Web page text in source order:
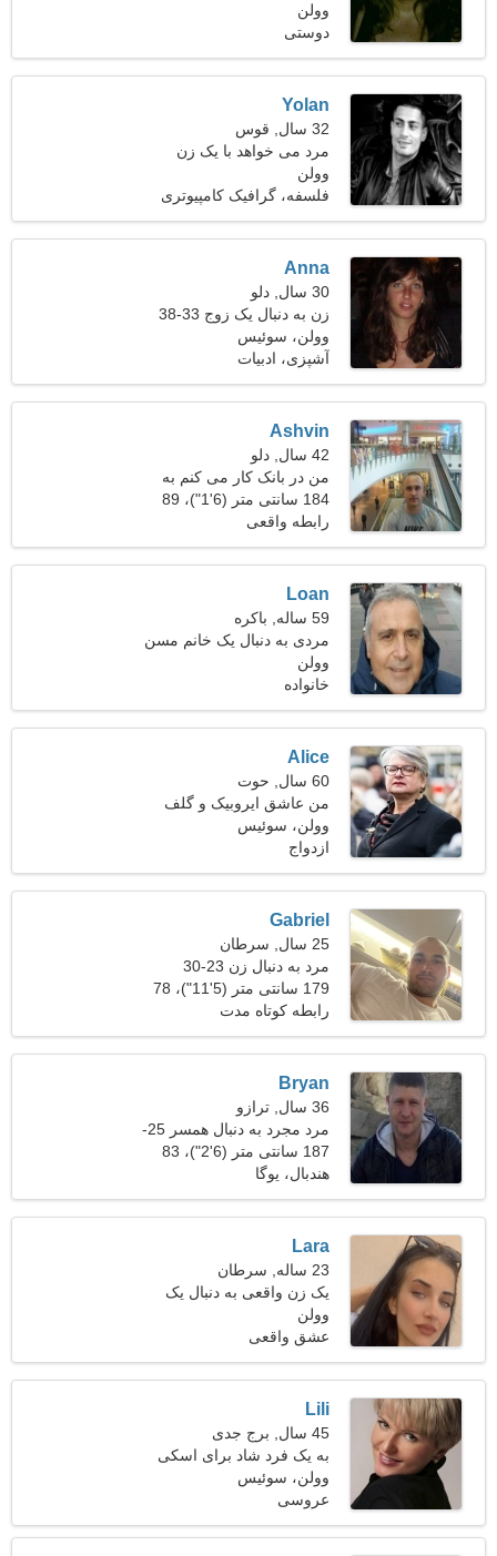
وولن
دوستی
Yolan
32 سال, قوس
مرد می خواهد با یک زن
ملاقات کند 22-29
وولن
فلسفه، گرافیک کامپیوتری
Anna
30 سال, دلو
زن به دنبال یک زوج 33-38
وولن، سوئیس
آشپزی، ادبیات
Ashvin
42 سال, دلو
من در بانک کار می کنم به
یک خانم مهربان نیازمندم184 سانتی متر (6'1")، 89
کیلوگرم (196 پوند)
رابطه واقعی
Loan
59 ساله, باکره
مردی به دنبال یک خانم مسن
وولن
خانواده
Alice
60 سال, حوت
من عاشق ایروبیک و گلف
هستم
وولن، سوئیس
ازدواج
Gabriel
25 سال, سرطان
مرد به دنبال زن 23-30
179 سانتی متر (5'11")، 78
کیلوگرم (171 پوند)
رابطه کوتاه مدت
Bryan
36 سال, ترازو
مرد مجرد به دنبال همسر 25-
31
187 سانتی متر (6'2")، 83
کیلوگرم (182 پوند)
هندبال، یوگا
Lara
23 ساله, سرطان
یک زن واقعی به دنبال یک
مرد است
وولن
عشق واقعی
Lili
45 سال, برج جدی
به یک فرد شاد برای اسکی
نیاز دارم
وولن، سوئیس
عروسی